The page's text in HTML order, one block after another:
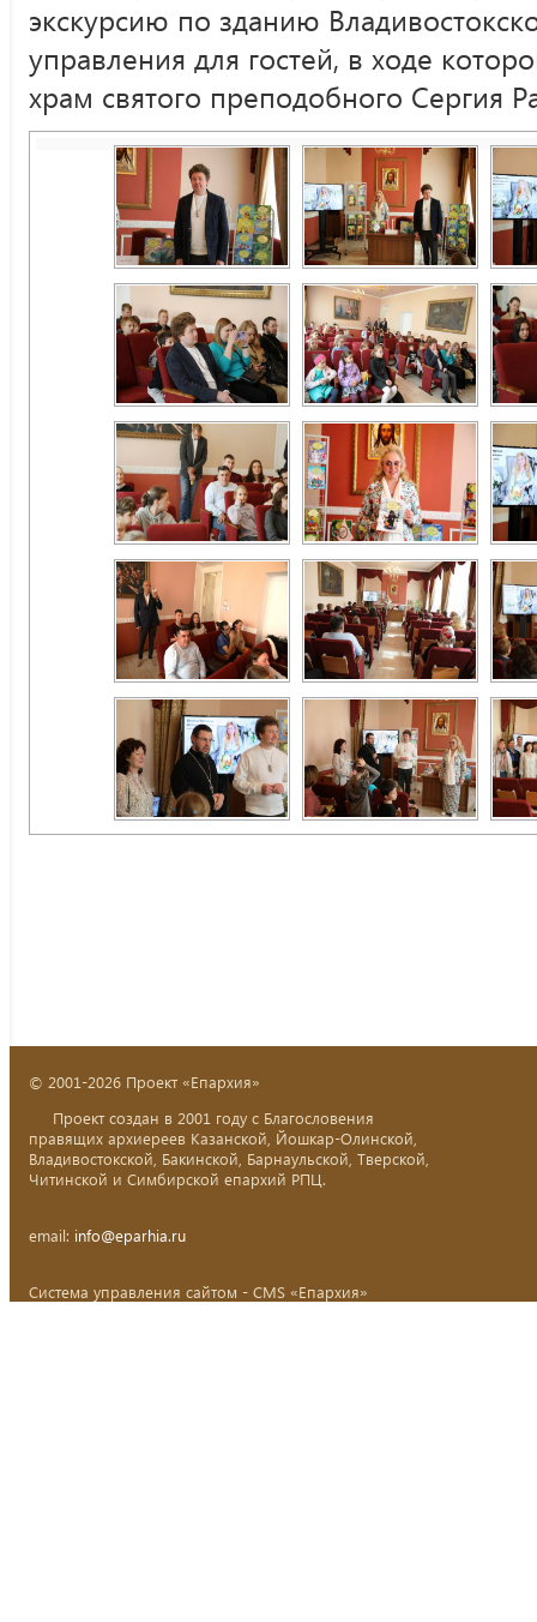
экскурсию по зданию
управления для гостей, в ходе
храм святого преподобного Сергия
© 2001-2026 Проект «Епархия»
Проект создан в 2001 году с Благословения
правящих архиереев Казанской, Йошкар-Олинской,
Владивостокской, Бакинской, Барнаульской, Тверской,
Читинской и Симбирской епархий РПЦ.
email: info@eparhia.ru
Система управления сайтом - CMS «Епархия»